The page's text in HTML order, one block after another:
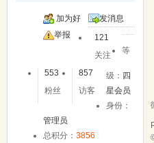
加为好
友
发消息
举报
121
关注
553
粉丝
857
访客
等
级： 四
星会员
身份：
管理员
总积分： 3856